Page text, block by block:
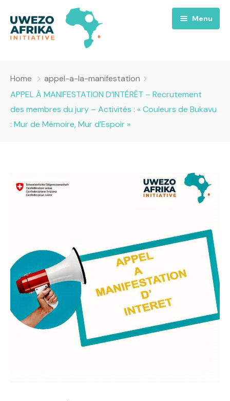
Menu
Nous
A propos
Projets
Success Story
Technologies
Entreprenariat
Emissions
Opportunités
Home
appel-a-la-manifestation
APPEL À MANIFESTATION D’INTÉRÊT – Recrutement
des membres du jury – Activités : « Couleurs de Bukavu
: Mur de Mémoire, Mur d’Espoir »